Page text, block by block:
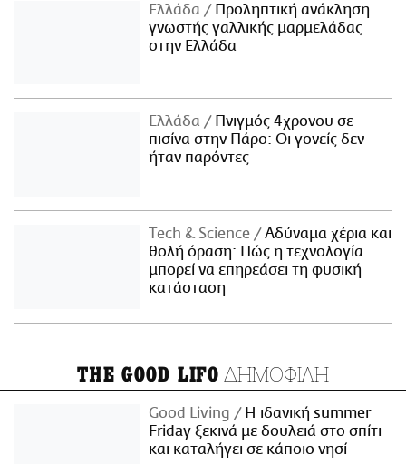
Ελλάδα
Προληπτική ανάκληση
γνωστής γαλλικής μαρμελάδας
στην Ελλάδα
Ελλάδα
Πνιγμός 4χρονου σε
πισίνα στην Πάρο: Οι γονείς δεν
ήταν παρόντες
Τech & Science
Αδύναμα χέρια και
θολή όραση: Πώς η τεχνολογία
μπορεί να επηρεάσει τη φυσική
κατάσταση
THE GOOD LIFO ΔΗΜΟΦΙΛΗ
Good Living
Η ιδανική summer
Friday ξεκινά με δουλειά στο σπίτι
και καταλήγει σε κάποιο νησί